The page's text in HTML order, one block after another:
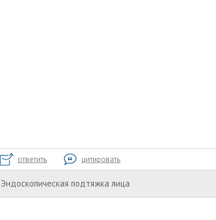
ответить цитировать
Эндоскопическая подтяжка лица